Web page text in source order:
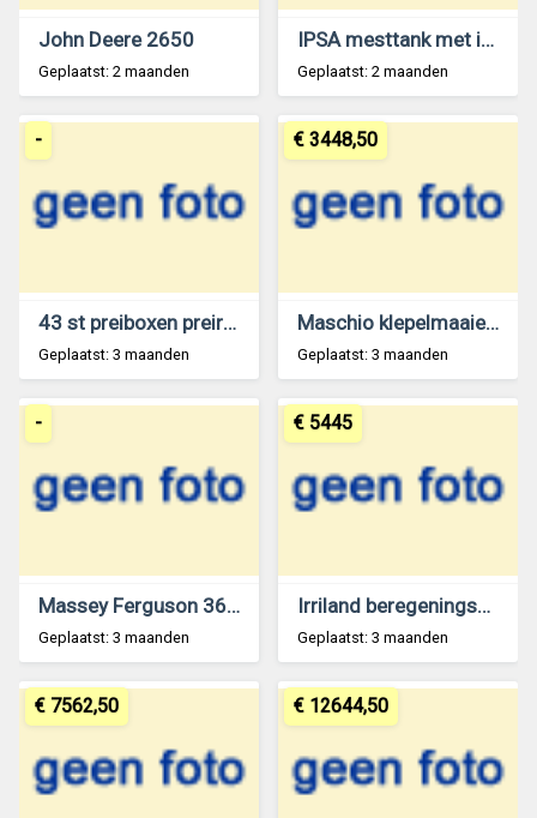
John Deere 2650
Geplaatst: 2 maanden
IPSA mesttank met injecteer
Geplaatst: 2 maanden
43 st preiboxen preirekken
Geplaatst: 3 maanden
-
Maschio klepelmaaier gewasversnipperaar
Geplaatst: 3 maanden
€ 3448,50
Massey Ferguson 362 Cabrio
Geplaatst: 3 maanden
-
Irriland beregeningshaspel 50/150 NIEUW
Geplaatst: 3 maanden
€ 5445
€ 7562,50 € 12644,50